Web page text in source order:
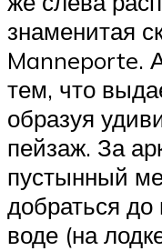
знаменитая
Manneporte.
тем, что
образуя
пейзаж. За
пустынный
добраться до
воде (на